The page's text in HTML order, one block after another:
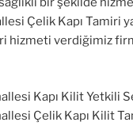
Çelik Kapı Tamiri
hizmeti verdiğimiz
Kapı Kilit Yetkili
Çelik Kapı Kilit